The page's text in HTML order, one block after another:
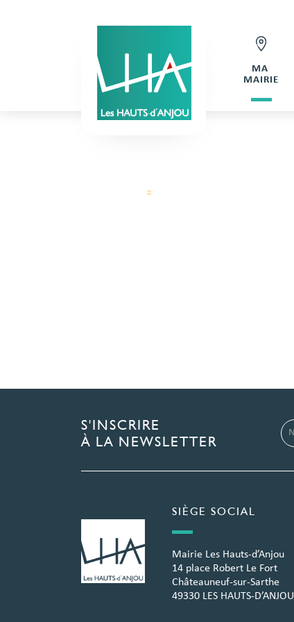
MA
MAIRIE
»
S'INSCRIRE
À LA NEWSLETTER
SIÈGE SOCIAL
Mairie Les Hauts-d’Anjou
14 place Robert Le Fort
Châteauneuf-sur-Sarthe
49330 LES HAUTS-D’ANJOU